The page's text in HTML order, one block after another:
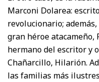
Marconi Dolarea:
revolucionario;
gran héroe atacameño,
hermano del escritor y
Chañarcillo, Hilarión.
las familias más